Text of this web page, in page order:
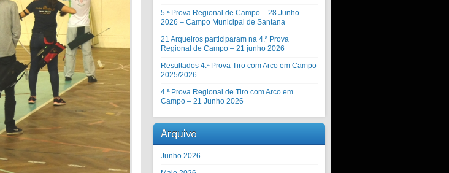
5.ª Prova Regional de Campo – 28 Junho
2026 – Campo Municipal de Santana
21 Arqueiros participaram na 4.ª Prova
Regional de Campo – 21 junho 2026
Resultados 4.ª Prova Tiro com Arco em Campo
2025/2026
4.ª Prova Regional de Tiro com Arco em
Campo – 21 Junho 2026
Arquivo
Junho 2026